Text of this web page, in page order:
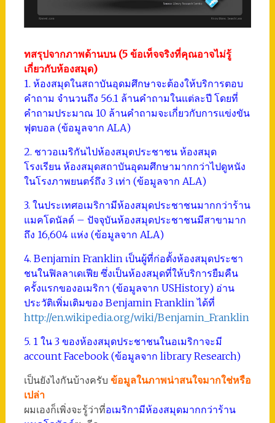
ทสรุปจากภาพด้านบน (5 ข้อเท็จจริงที่คุณอาจไม่รู้
เกี่ยวกับห้องสมุด)
1. ห้องสมุดในสถาบันอุดมศึกษาจะต้องให้บริการตอบ
คำถาม จำนวนถึง 56.1 ล้านคำถามในแต่ละปี โดยที่
คำถามประมาณ 10 ล้านคำถามจะเกี่ยวกับการแข่งขัน
ฟุตบอล (ข้อมูลจาก ALA)
2. ชาวอเมริกันไปห้องสมุดประชาชน ห้องสมุด
โรงเรียน ห้องสมุดสถาบันอุดมศึกษามากกว่าไปดูหนัง
ในโรงภาพยนตร์ถึง 3 เท่า (ข้อมูลจาก ALA)
3. ในประเทศอเมริกามีห้องสมุดประชาชนมากกว่าร้าน
แมคโดนัลด์ – ปัจจุบันห้องสมุดประชาชนมีสาขามาก
ถึง 16,604 แห่ง (ข้อมูลจาก ALA)
4. Benjamin Franklin เป็นผู้ที่ก่อตั้งห้องสมุดประชา
ชนในฟิลลาเดเฟีย ซึ่งเป็นห้องสมุดที่ให้บริการยืมคืน
ครั้งแรกของอเมริกา (ข้อมูลจาก USHistory) อ่าน
ประวัติเพิ่มเติมของ Benjamin Franklin ได้ที่
http://en.wikipedia.org/wiki/Benjamin_Franklin
5. 1 ใน 3 ของห้องสมุดประชาชนในอเมริกาจะมี
account Facebook (ข้อมูลจาก library Research)
เป็นยังไงกันบ้างครับ ข้อมูลในภาพน่าสนใจมากใช่หรือ
เปล่า
ผมเองก็เพิ่งจะรู้ว่าที่อเมริกามีห้องสมุดมากกว่าร้าน